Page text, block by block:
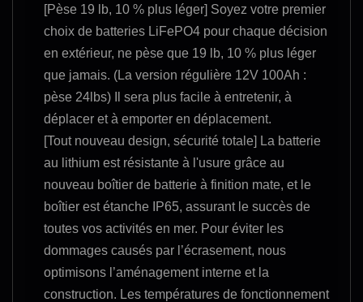
[Pèse 19 lb, 10 % plus léger] Soyez votre premier
choix de batteries LiFePO4 pour chaque décision
en extérieur, ne pèse que 19 lb, 10 % plus léger
que jamais. (La version régulière 12V 100Ah :
pèse 24lbs) Il sera plus facile à entretenir, à
déplacer et à emporter en déplacement.
[Tout nouveau design, sécurité totale] La batterie
au lithium est résistante à l'usure grâce au
nouveau boîtier de batterie à finition mate, et le
boîtier est étanche IP65, assurant le succès de
toutes vos activités en mer. Pour éviter les
dommages causés par l’écrasement, nous
optimisons l’aménagement interne et la
construction. Les températures de fonctionnement